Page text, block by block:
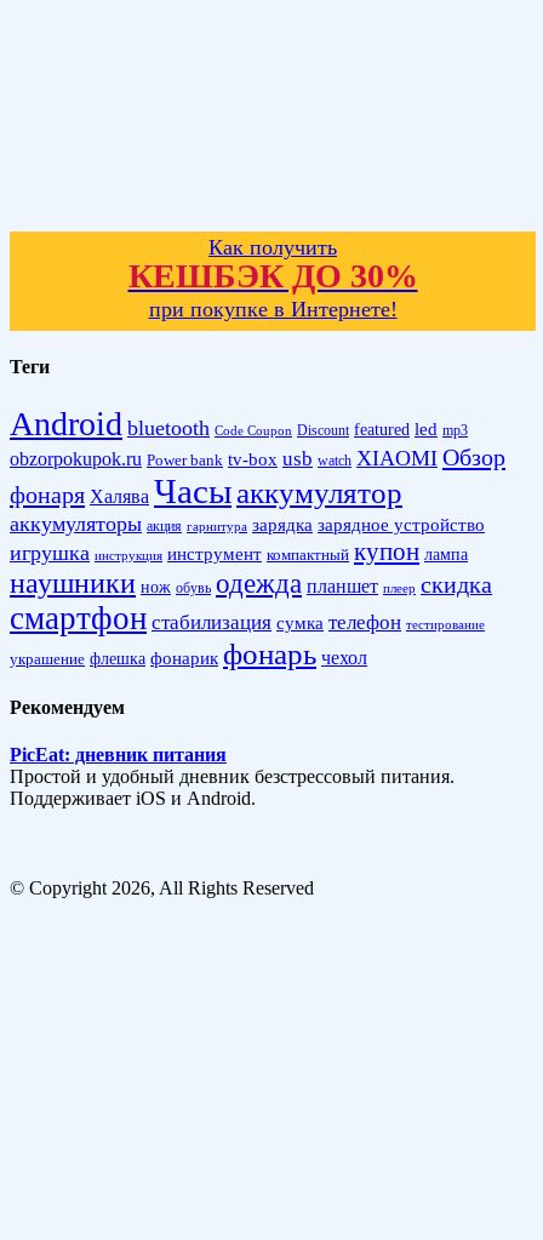
Как получить
КЕШБЭК ДО 30%
при покупке в Интернете!
Теги
Android bluetooth Code Coupon Discount featured led mp3
obzorpokupok.ru Power bank tv-box usb watch XIAOMI Обзор
фонаря Халява Часыаккумулятор
аккумуляторы акция гарнитура зарядка зарядное устройство
игрушка инструкция инструмент компактный купон лампа
наушники нож обувь одежда планшет плеер скидка
смартфон стабилизация сумка телефон тестирование
украшение флешка фонарик фонарь чехол
Рекомендуем
PicEat: дневник питания
Простой и удобный дневник безстрессовый питания.
Поддерживает iOS и Android.
© Copyright 2026, All Rights Reserved